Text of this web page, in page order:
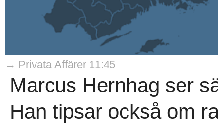
→ Privata Affärer 11:45
Marcus Hernhag ser
Han tipsar också om